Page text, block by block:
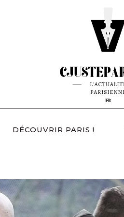
DÉCOUVRIR PARIS !